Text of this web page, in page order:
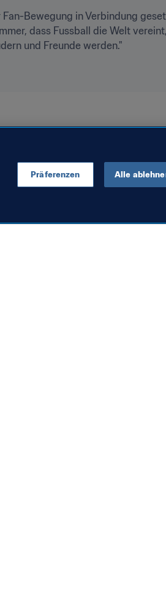
Bewegung in Verbindung
dass Fussball die Welt
und Freunde werden."
Präferenzen Alle